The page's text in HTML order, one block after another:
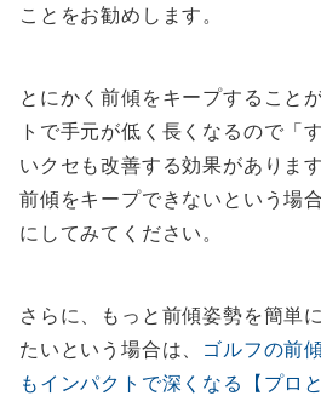
ことをお勧めします。
とにかく前傾をキープすること
トで手元が低く長くなるので「
いクセも改善する効果がありま
前傾をキープできないという場
にしてみてください。
さらに、もっと前傾姿勢を簡単
たいという場合は、 ゴルフの前
もインパクトで深くなる【プロ